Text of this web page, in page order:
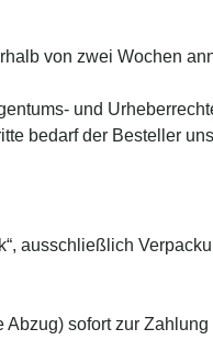
von zwei Wochen
und
bedarf der Besteller
ausschließlich
sofort zur